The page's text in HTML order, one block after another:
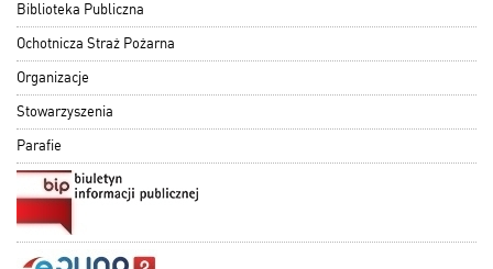
Biblioteka Publiczna
Ochotnicza Straż Pożarna
Organizacje
Stowarzyszenia
Parafie